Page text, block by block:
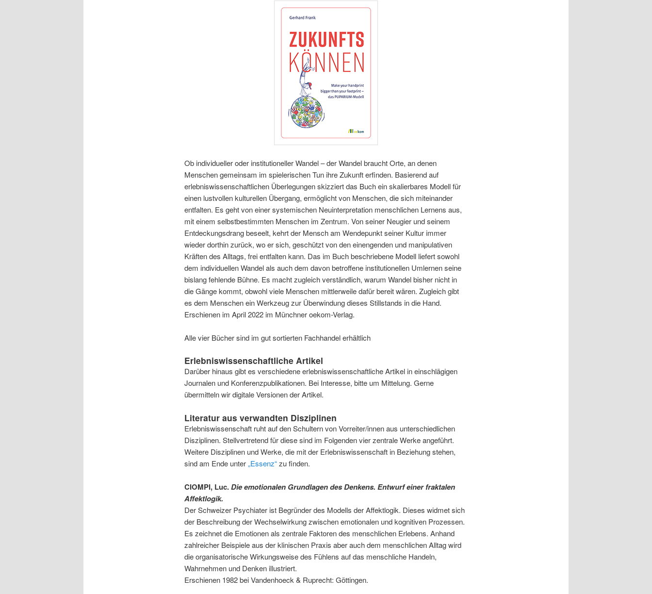
Ob individueller oder institutioneller Wandel – der Wandel braucht Orte, an denen
Menschen gemeinsam im spielerischen Tun ihre Zukunft erfinden. Basierend auf
erlebniswissenschaftlichen Überlegungen skizziert das Buch ein skalierbares Modell für
einen lustvollen kulturellen Übergang, ermöglicht von Menschen, die sich miteinander
entfalten. Es geht von einer systemischen Neuinterpretation menschlichen Lernens aus,
mit einem selbstbestimmten Menschen im Zentrum. Von seiner Neugier und seinem
Entdeckungsdrang beseelt, kehrt der Mensch am Wendepunkt seiner Kultur immer
wieder dorthin zurück, wo er sich, geschützt von den einengenden und manipulativen
Kräften des Alltags, frei entfalten kann. Das im Buch beschriebene Modell liefert sowohl
dem individuellen Wandel als auch dem davon betroffene institutionellen Umlernen seine
bislang fehlende Bühne. Es macht zugleich verständlich, warum Wandel bisher nicht in
die Gänge kommt, obwohl viele Menschen mittlerweile dafür bereit wären. Zugleich gibt
es dem Menschen ein Werkzeug zur Überwindung dieses Stillstands in die Hand.
Erschienen im April 2022 im Münchner oekom-Verlag.
Alle vier Bücher sind im gut sortierten Fachhandel erhältlich
Erlebniswissenschaftliche Artikel
Darüber hinaus gibt es verschiedene erlebniswissenschaftliche Artikel in einschlägigen
Journalen und Konferenzpublikationen. Bei Interesse, bitte um Mittelung. Gerne
übermitteln wir digitale Versionen der Artikel.
Literatur aus verwandten Disziplinen
Erlebniswissenschaft ruht auf den Schultern von Vorreiter/innen aus unterschiedlichen
Disziplinen. Stellvertretend für diese sind im Folgenden vier zentrale Werke angeführt.
Weitere Disziplinen und Werke, die mit der Erlebniswissenschaft in Beziehung stehen,
sind am Ende unter„Essenz“zu finden.
CIOMPI, Luc.Die emotionalen Grundlagen des Denkens. Entwurf einer fraktalen
Affektlogik.
Der Schweizer Psychiater ist Begründer des Modells der Affektlogik. Dieses widmet sich
der Beschreibung der Wechselwirkung zwischen emotionalen und kognitiven Prozessen.
Es zeichnet die Emotionen als zentrale Faktoren des menschlichen Erlebens. Anhand
zahlreicher Beispiele aus der klinischen Praxis aber auch dem menschlichen Alltag wird
die organisatorische Wirkungsweise des Fühlens auf das menschliche Handeln,
Wahrnehmen und Denken illustriert.
Erschienen 1982 bei Vandenhoeck & Ruprecht: Göttingen.